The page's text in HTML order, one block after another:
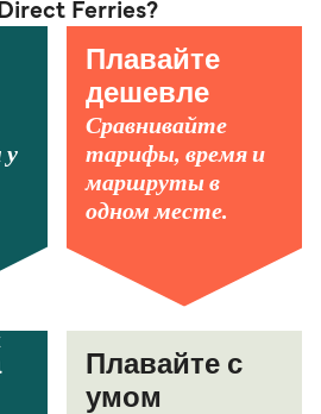
Ferries?
Плавайте
дешевле
Сравнивайте
тарифы, время и
маршруты в
одном месте.
Плавайте с
умом